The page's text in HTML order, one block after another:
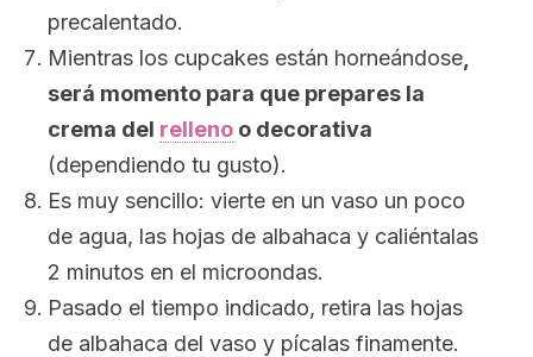
precalentado.
Mientras los cupcakes están horneándose
será momento para que prepares la
crema del relleno o decorativa
(dependiendo tu gusto).
Es muy sencillo: vierte en un vaso un poco
de agua, las hojas de albahaca y caliéntalas
2 minutos en el microondas.
Pasado el tiempo indicado, retira las hojas
de albahaca del vaso y pícalas finamente.